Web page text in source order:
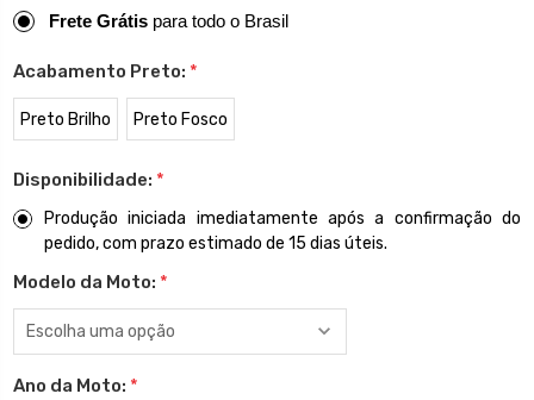
Frete Grátis para todo o Brasil
Acabamento Preto: *
Preto Brilho Preto Fosco
Disponibilidade: *
Produção iniciada imediatamente após a confirmação do
pedido, com prazo estimado de 15 dias úteis.
Modelo da Moto: *
Ano da Moto: *